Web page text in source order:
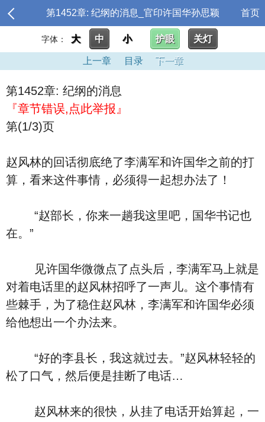
第1452章: 纪纲的消息_官印许国华孙思颖 首页
字体： 大 中 小 护眼 关灯
上一章 目录 下一章
第1452章: 纪纲的消息
『章节错误,点此举报』
第(1/3)页
赵风林的回话彻底绝了李满军和许国华之前的打
算，看来这件事情，必须得一起想办法了！
“赵部长，你来一趟我这里吧，国华书记也
在。”
见许国华微微点了点头后，李满军马上就是
对着电话里的赵风林招呼了一声儿。这个事情有
些棘手，为了稳住赵风林，李满军和许国华必须
给他想出一个办法来。
“好的李县长，我这就过去。”赵风林轻轻的
松了口气，然后便是挂断了电话…
赵风林来的很快，从挂了电话开始算起，一